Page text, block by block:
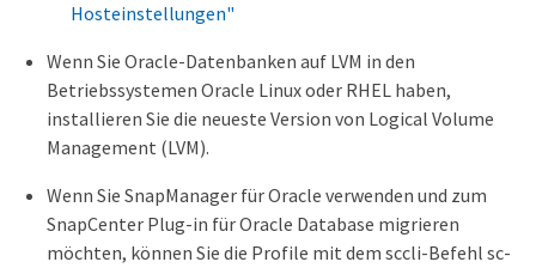
Hosteinstellungen"
Wenn Sie Oracle-Datenbanken auf LVM in den
Betriebssystemen Oracle Linux oder RHEL haben,
installieren Sie die neueste Version von Logical Volume
Management (LVM).
Wenn Sie SnapManager für Oracle verwenden und zum
SnapCenter Plug-in für Oracle Database migrieren
möchten, können Sie die Profile mit dem sccli-Befehl sc-